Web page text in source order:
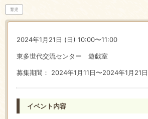
育児
2024年1月21日 (日) 10:00〜11:00
東多世代交流センター 遊戯室
募集期間： 2024年1月11日〜2024年1月21日
イベント内容